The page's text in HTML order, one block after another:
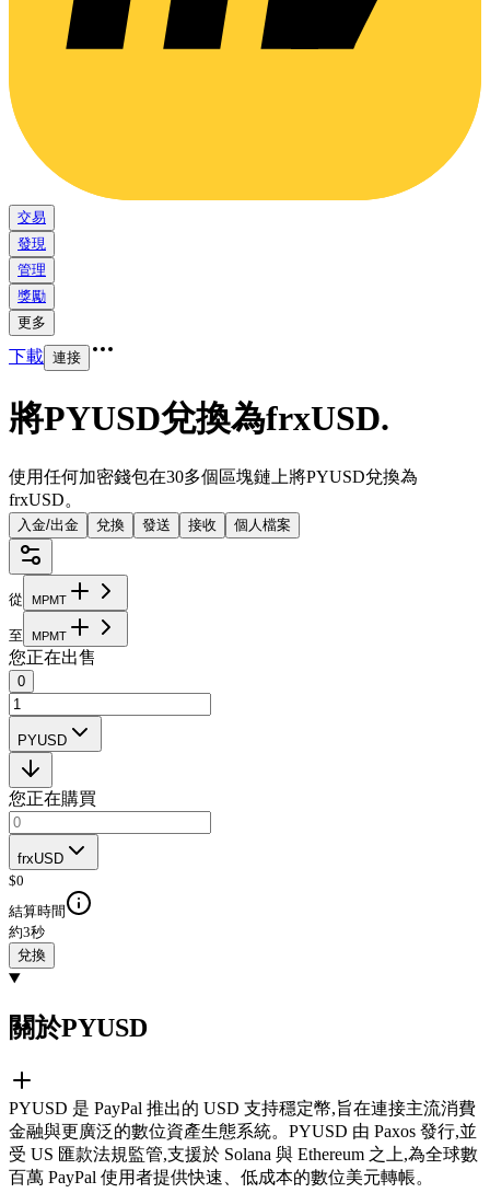
交易
發現
管理
獎勵
更多
下載 連接
將PYUSD兌換為frxUSD.
使用任何加密錢包在30多個區塊鏈上將PYUSD兌換為
frxUSD。
入金/出金 兌換 發送 接收 個人檔案
從 MPMT
至 MPMT
您正在出售
0
PYUSD
您正在購買
frxUSD
$0
結算時間
約3秒
兌換
關於PYUSD
PYUSD 是 PayPal 推出的 USD 支持穩定幣,旨在連接主流消費
金融與更廣泛的數位資產生態系統。PYUSD 由 Paxos 發行,並
受 US 匯款法規監管,支援於 Solana 與 Ethereum 之上,為全球數
百萬 PayPal 使用者提供快速、低成本的數位美元轉帳。